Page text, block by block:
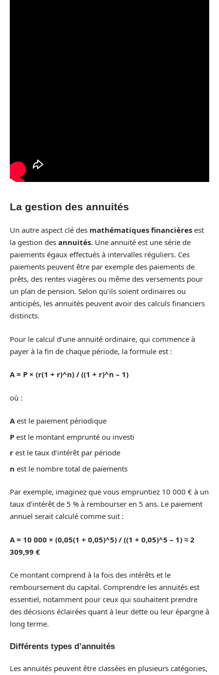
La gestion des annuités
Un autre aspect clé des mathématiques financières est
la gestion des annuités. Une annuité est une série de
paiements égaux effectués à intervalles réguliers. Ces
paiements peuvent être par exemple des paiements de
prêts, des rentes viagères ou même des versements pour
un plan de pension. Selon qu’ils soient ordinaires ou
anticipés, les annuités peuvent avoir des calculs financiers
distincts.
Pour le calcul d’une annuité ordinaire, qui commence à
payer à la fin de chaque période, la formule est :
A = P × (r(1 + r)^n) / ((1 + r)^n – 1)
où :
Aest le paiement périodique
P est le montant emprunté ou investi
r est le taux d’intérêt par période
n est le nombre total de paiements
Par exemple, imaginez que vous empruntiez 10 000 € à un
taux d’intérêt de 5 % à rembourser en 5 ans. Le paiement
annuel serait calculé comme suit :
A = 10 000 × (0,05(1 + 0,05)^5) / ((1 + 0,05)^5 – 1) ≈ 2
309,99 €
Ce montant comprend à la fois des intérêts et le
remboursement du capital. Comprendre les annuités est
essentiel, notamment pour ceux qui souhaitent prendre
des décisions éclairées quant à leur dette ou leur épargne à
long terme.
Différents types d’annuités
Les annuités peuvent être classées en plusieurs catégories,